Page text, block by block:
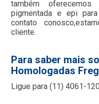
também
pigmentada e epi
contato
cliente.
Para saber mais
Homologadas
Ligue para(11) 4061-